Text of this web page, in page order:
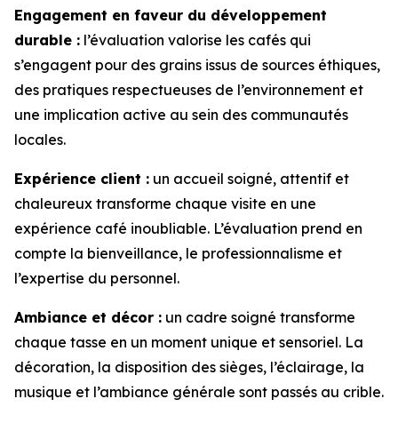
Engagement en faveur du développement
durable : l’évaluation valorise les cafés qui
s’engagent pour des grains issus de sources éthiques,
des pratiques respectueuses de l’environnement et
une implication active au sein des communautés
locales.
Expérience client : un accueil soigné, attentif et
chaleureux transforme chaque visite en une
expérience café inoubliable. L’évaluation prend en
compte la bienveillance, le professionnalisme et
l’expertise du personnel.
Ambiance et décor : un cadre soigné transforme
chaque tasse en un moment unique et sensoriel. La
décoration, la disposition des sièges, l’éclairage, la
musique et l’ambiance générale sont passés au crible.